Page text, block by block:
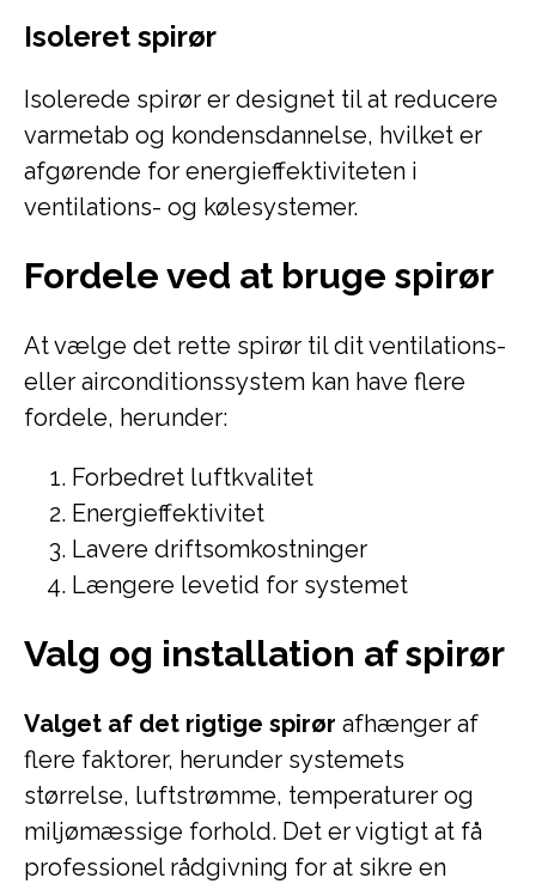
Isoleret spirør
Isolerede spirør er designet til at reducere
varmetab og kondensdannelse, hvilket er
afgørende for energieffektiviteten i
ventilations- og kølesystemer.
Fordele ved at bruge spirør
At vælge det rette spirør til dit ventilations-
eller airconditionssystem kan have flere
fordele, herunder:
Forbedret luftkvalitet
Energieffektivitet
Lavere driftsomkostninger
Længere levetid for systemet
Valg og installation af spirør
Valget af det rigtige spirør afhænger af
flere faktorer, herunder systemets
størrelse, luftstrømme, temperaturer og
miljømæssige forhold. Det er vigtigt at få
professionel rådgivning for at sikre en